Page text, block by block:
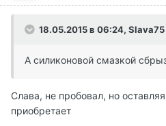
18.05.2015 в 06:24, Slava75
А силиконовой смазкой
Слава, не пробовал, но
приобретает